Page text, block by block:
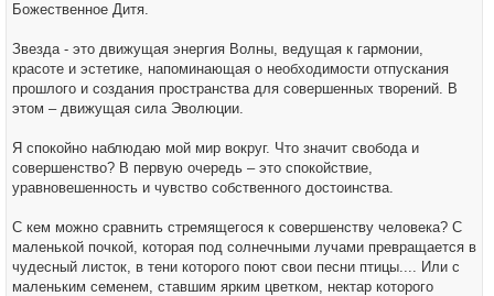
Божественное Дитя.
Звезда - это движущая энергия Волны, ведущая к гармонии,
красоте и эстетике, напоминающая о необходимости отпускания
прошлого и создания пространства для совершенных творений. В
этом – движущая сила Эволюции.
Я спокойно наблюдаю мой мир вокруг. Что значит свобода и
совершенство? В первую очередь – это спокойствие,
уравновешенность и чувство собственного достоинства.
С кем можно сравнить стремящегося к совершенству человека? С
маленькой почкой, которая под солнечными лучами превращается в
чудесный листок, в тени которого поют свои песни птицы.... Или с
маленьким семенем, ставшим ярким цветком, нектар которого